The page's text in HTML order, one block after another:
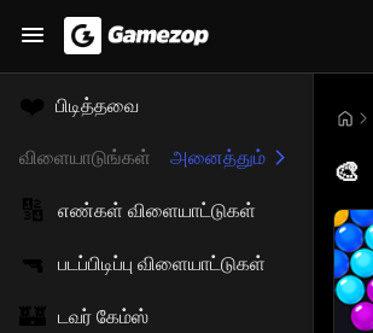
❤️ பிடித்தவை
விளையாடுங்கள் அனைத்தும்
🔢 எண்கள் விளையாட்டுகள்
🔫 படப்பிடிப்பு விளையாட்டுகள்
🏰 டவர் கேம்ஸ்
🎨